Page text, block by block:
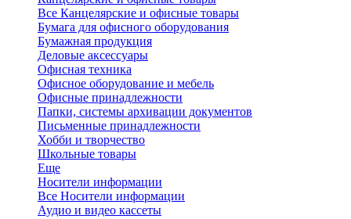
Все Канцелярские и офисные товары
Бумага для офисного оборудования
Бумажная продукция
Деловые аксессуары
Офисная техника
Офисное оборудование и мебель
Офисные принадлежности
Папки, системы архивации документов
Письменные принадлежности
Хобби и творчество
Школьные товары
Еще
Носители информации
Все Носители информации
Аудио и видео кассеты